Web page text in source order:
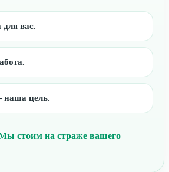
вас.
наша цель.
стоим на страже вашего